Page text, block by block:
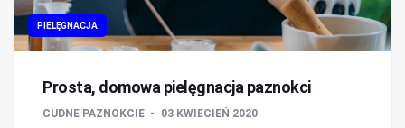
PIELĘGNACJA
Prosta, domowa pielęgnacja paznokci
CUDNE PAZNOKCIE 03 KWIECIEŃ 2020